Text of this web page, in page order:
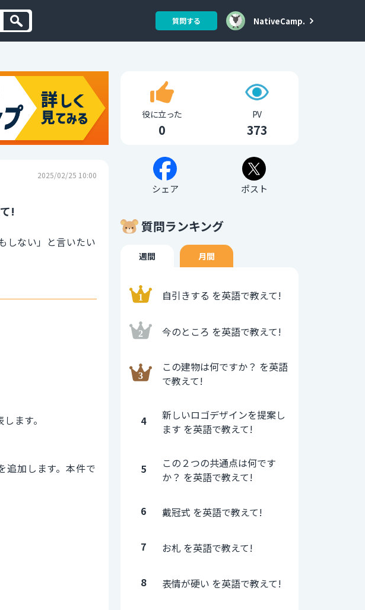
質問する NativeCamp.
2025/02/25 10:00
!
しない」と言いたい
ます。
加します。本件で
役に立った
0
PV
373
シェア ポスト
質問ランキング
週間 月間
自引きする を英語で教えて!
今のところ を英語で教えて!
この建物は何ですか？ を英語
で教えて!
4
新しいロゴデザインを提案し
ます を英語で教えて!
5
この２つの共通点は何です
か？ を英語で教えて!
6 戴冠式 を英語で教えて!
7 お札 を英語で教えて!
8 表情が硬い を英語で教えて!